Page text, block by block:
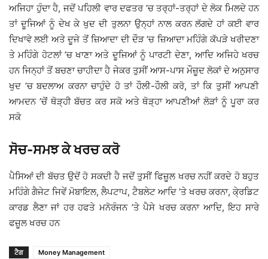
ਅਜਿਹਾ ਹੁੰਦਾ ਹੈ, ਜਦੋਂ ਪਹਿਲੀ ਵਾਰ ਦਫਤਰ ’ਚ ਤਰ੍ਹਾਂ-ਤਰ੍ਹਾਂ ਦੇ ਲੋਕ ਮਿਲਦੇ ਹਨ
ਤਾਂ ਦੂਜਿਆਂ ਨੂੰ ਦੇਖ ਕੇ ਖੁਦ ਦੀ ਤੁਲਨਾ ਉਨ੍ਹਾਂ ਨਾਲ ਕਰਨ ਲੱਗਦੇ ਹਾਂ ਕਈ ਵਾਰ
ਦਿਖਾਵੇ ਲਈ ਅਤੇ ਦੂਜੇ ਤੋਂ ਜ਼ਿਆਦਾ ਦੀ ਦੌੜ ’ਚ ਜ਼ਿਆਦਾ ਮਹਿੰਗੇ ਕੱਪੜੇ ਖਰੀਦਣਾ
ਤੇ ਮਹਿੰਗੇ ਹੋਟਲਾਂ ’ਚ ਖਾਣਾ ਅਤੇ ਦੂਜਿਆਂ ਨੂੰ ਪਾਰਟੀ ਦੇਣਾ, ਆਦਿ ਅਜਿਹੇ ਖਰਚ
ਹਨ ਜਿਨ੍ਹਾਂ ਤੋਂ ਬਚਣਾ ਚਾਹੀਦਾ ਹੈ ਜੇਕਰ ਤੁਸੀਂ ਆਸ-ਪਾਸ ਮੌਜ਼ੂਦ ਲੋਕਾਂ ਦੇ ਅਨੁਸਾਰ
ਖੁਦ ’ਚ ਬਦਲਾਅ ਕਰਨਾ ਚਾਹੁੰਦੇ ਹੋ ਤਾਂ ਹੌਲੀ-ਹੌਲੀ ਕਰੋ, ਤਾਂ ਕਿ ਤੁਸੀਂ ਆਪਣੀ
ਆਮਦਨ ’ਚੋਂ ਥੋੜ੍ਹੀ ਬੱਚਤ ਕਰ ਸਕੋ ਅਤੇ ਥੋੜ੍ਹਾ ਆਪਣੀਆਂ ਲੋੜਾਂ ਨੂੰ ਪੂਰਾ ਕਰ
ਸਕੋ
ਸੋਚ-ਸਮਝ ਕੇ ਖਰਚ ਕਰੋ
ਪੈਸਿਆਂ ਦੀ ਬੱਚਤ ਉਦੋਂ ਹੋ ਸਕਦੀ ਹੈ ਜਦੋਂ ਤੁਸੀਂ ਫਿਜ਼ੂਲ ਖਰਚ ਨਹੀਂ ਕਰਦੇ ਹੋ ਬਹੁਤ
ਮਹਿੰਗੇ ਗੈਜੇਟ ਜਿਵੇਂ ਮੋਬਾਇਲ, ਲੈਪਟਾਪ, ਟੈਬਲੇਟ ਆਦਿ ’ਤੇ ਖਰਚ ਕਰਨਾ, ਕੇ੍ਰਡਿਟ
ਕਾਰਡ ਲੈਣਾ ਜਾਂ ਹਰ ਹਫਤੇ ਮਨੋਰੰਜਨ ’ਤੇ ਪੈਸੇ ਖਰਚ ਕਰਨਾ ਆਦਿ, ਇਹ ਸਾਰੇ
ਫਜ਼ੂਲ ਖਰਚ ਹਨ
ਟੈਗ Money Management